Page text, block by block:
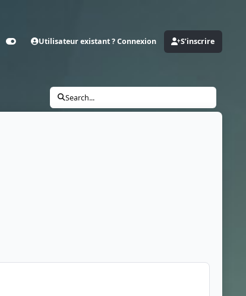
CustomizerUtilisateur existant ? Connexion S’inscrire
Search...